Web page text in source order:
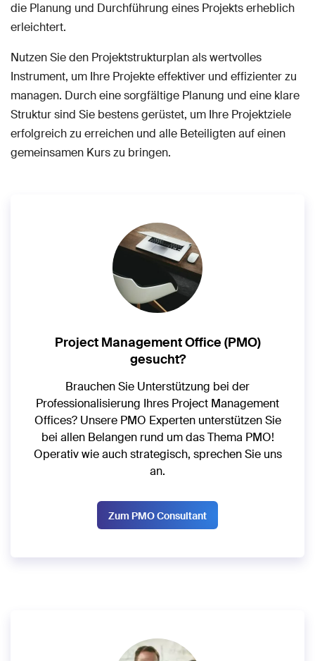
die Planung und Durchführung eines Projekts erheblich
erleichtert.
Nutzen Sie den Projektstrukturplan als wertvolles
Instrument, um Ihre Projekte effektiver und effizienter zu
managen. Durch eine sorgfältige Planung und eine klare
Struktur sind Sie bestens gerüstet, um Ihre Projektziele
erfolgreich zu erreichen und alle Beteiligten auf einen
gemeinsamen Kurs zu bringen.
Project Management Office (PMO)
gesucht?
Brauchen Sie Unterstützung bei der
Professionalisierung Ihres Project Management
Offices? Unsere PMO Experten unterstützen Sie
bei allen Belangen rund um das Thema PMO!
Operativ wie auch strategisch, sprechen Sie uns
an.
Zum PMO Consultant